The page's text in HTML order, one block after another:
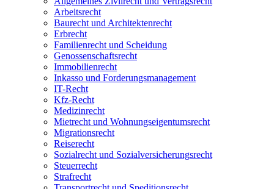
Arbeitsrecht
Baurecht und Architektenrecht
Erbrecht
Familienrecht und Scheidung
Genossenschaftsrecht
Immobilienrecht
Inkasso und Forderungsmanagement
IT-Recht
Kfz-Recht
Medizinrecht
Mietrecht und Wohnungseigentumsrecht
Migrationsrecht
Reiserecht
Sozialrecht und Sozialversicherungsrecht
Steuerrecht
Strafrecht